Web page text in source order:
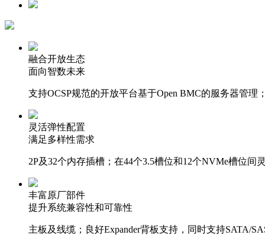
融合开放生态
面向智数未来
支持OCSP规范的开放平台基于Open BMC的服务器管
灵活弹性配置
满足多样性需求
2P及32个内存插槽；在44个3.5槽位和12个NVMe槽位间
丰富原厂部件
提升系统兼容性和可靠性
主板及线缆；良好Expander背板支持，同时支持SATA/